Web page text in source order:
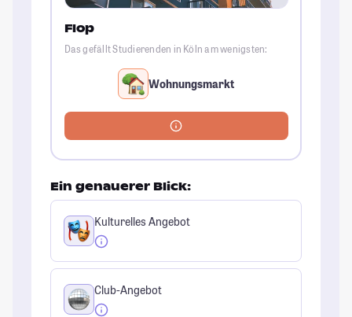
Flop
Das gefällt Studierenden in Köln am wenigsten:
Wohnungsmarkt
Ein genauerer Blick:
Kulturelles Angebot
Club-Angebot